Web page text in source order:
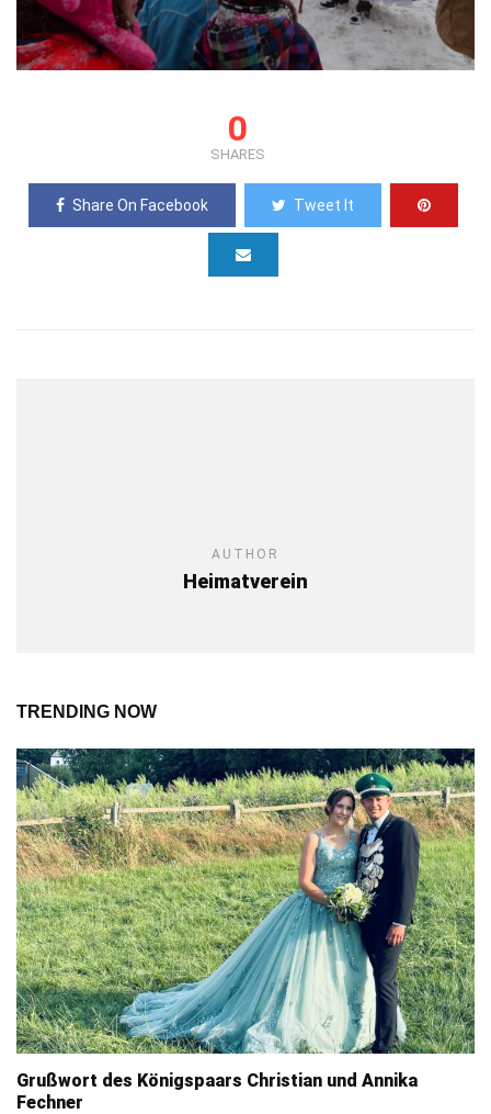
0
SHARES
Share On Facebook Tweet It
AUTHOR
Heimatverein
TRENDING NOW
Grußwort des Königspaars Christian und Annika
Fechner